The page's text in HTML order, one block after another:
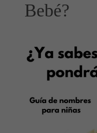
Bebé?